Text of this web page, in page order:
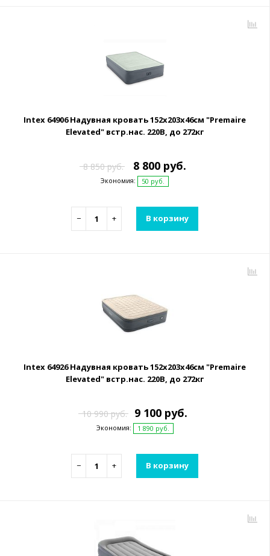
Intex 64906 Надувная кровать 152х203х46см "Premaire
Elevated" встр.нас. 220В, до 272кг
8 850 руб. 8 800 руб.
Экономия: 50 руб.
− + В корзину
Intex 64926 Надувная кровать 152х203х46см "Premaire
Elevated" встр.нас. 220В, до 272кг
10 990 руб. 9 100 руб.
Экономия: 1 890 руб.
− + В корзину